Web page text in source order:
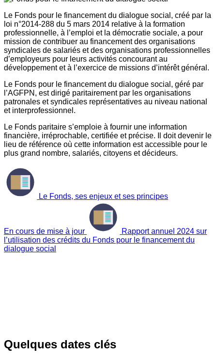
Le Fonds pour le financement du dialogue social, créé par la
loi n°2014-288 du 5 mars 2014 relative à la formation
professionnelle, à l’emploi et la démocratie sociale, a pour
mission de contribuer au financement des organisations
syndicales de salariés et des organisations professionnelles
d’employeurs pour leurs activités concourant au
développement et à l’exercice de missions d’intérêt général.
Le Fonds pour le financement du dialogue social, géré par
l’AGFPN, est dirigé paritairement par les organisations
patronales et syndicales représentatives au niveau national
et interprofessionnel.
Le Fonds paritaire s’emploie à fournir une information
financière, irréprochable, certifiée et précise. Il doit devenir le
lieu de référence où cette information est accessible pour le
plus grand nombre, salariés, citoyens et décideurs.
Le Fonds, ses enjeux et ses principes
En cours de mise à jour
Rapport annuel 2024 sur
l’utilisation des crédits du Fonds pour le financement du
dialogue social
Quelques dates clés